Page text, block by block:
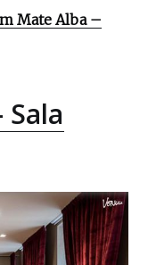
Mate Alba –